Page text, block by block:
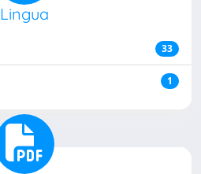
Lingua
33
1